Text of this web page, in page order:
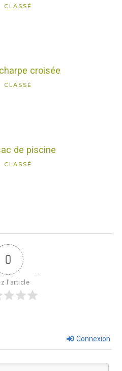
CLASSÉ
croisée
CLASSÉ
de piscine
CLASSÉ
0
l'article
Connexion